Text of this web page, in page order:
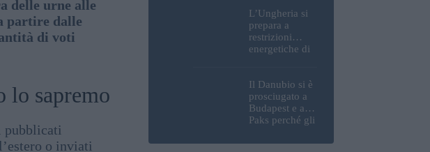
delle urne alle
partire dalle
di voti
lo sapremo
pubblicati
o inviati
mento idrico?
Un esperto
mette in luce
un fatto
L’Ungheria si
prepara a
restrizioni
energetiche di
nucleare di
Paks potrebbe
chiudere
questo fine
Il Danubio si è
prosciugato a
Budapest e a
Paks perché gli
hanno deviato